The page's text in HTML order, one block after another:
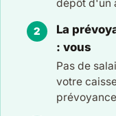
dépôt d'un
La
: vous
Pas de
votre